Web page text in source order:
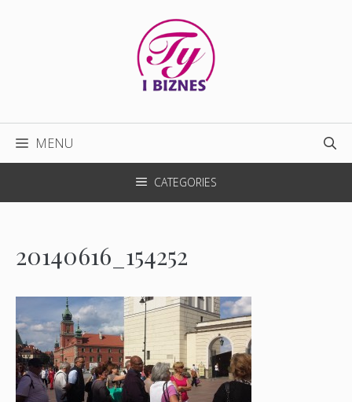
MENU
CATEGORIES
20140616_154252